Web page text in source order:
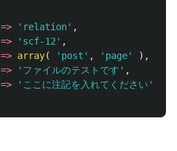
=> 'relation' ,
=> 'scf-12' ,
=> array( 'post' , 'page' ),
=> 'ファイルのテストです' ,
=> 'ここに注記を入れてください'